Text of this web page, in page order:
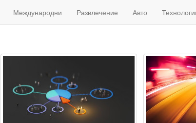
Международни Развлечение Авто